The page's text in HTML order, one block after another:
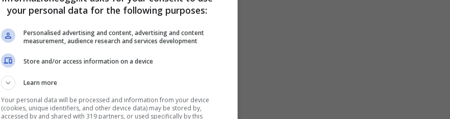
your personal data for the following purposes:
Personalised advertising and content, advertising and content
measurement, audience research and services development
Store and/or access information on a device
Learn more
Your personal data will be processed and information from your device
(cookies, unique identifiers, and other device data) may be stored by,
accessed by and shared with 319 partners, or used specifically by this